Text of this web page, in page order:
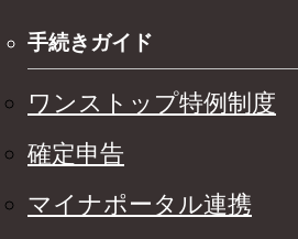
手続きガイド
ワンストップ特例制度
確定申告
マイナポータル連携